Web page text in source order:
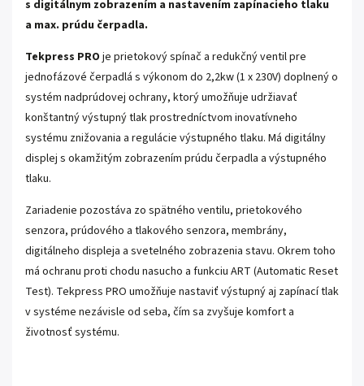
s digitálnym zobrazením a nastavením zapínacieho tlaku
a max. prúdu čerpadla.
Tekpress PRO je prietokový spínač a redukčný ventil pre
jednofázové čerpadlá s výkonom do 2,2kw (1 x 230V) doplnený o
systém nadprúdovej ochrany, ktorý umožňuje udržiavať
konštantný výstupný tlak prostredníctvom inovatívneho
systému znižovania a regulácie výstupného tlaku. Má digitálny
displej s okamžitým zobrazením prúdu čerpadla a výstupného
tlaku.
Zariadenie pozostáva zo spätného ventilu, prietokového
senzora, prúdového a tlakového senzora, membrány,
digitálneho displeja a svetelného zobrazenia stavu. Okrem toho
má ochranu proti chodu nasucho a funkciu ART (Automatic Reset
Test). Tekpress PRO umožňuje nastaviť výstupný aj zapínací tlak
v systéme nezávisle od seba, čím sa zvyšuje komfort a
životnosť systému.